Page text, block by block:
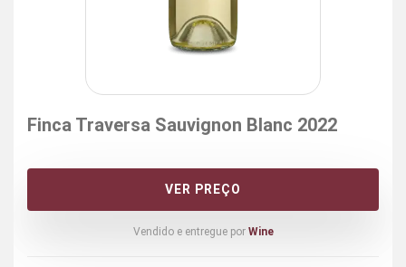
Finca Traversa Sauvignon Blanc 2022
VER PREÇO
Vendido e entregue por Wine